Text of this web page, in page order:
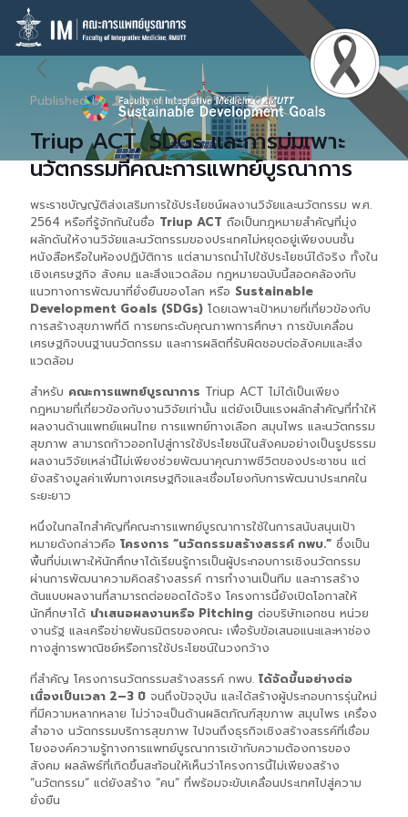
Published by Admin on 05/09/2025
Triup ACT, SDGs และการบ่มเพาะ
นวัตกรรมที่คณะการแพทย์บูรณาการ
พระราชบัญญัติส่งเสริมการใช้ประโยชน์ผลงานวิจัยและนวัตกรรม พ.ศ.
2564 หรือที่รู้จักกันในชื่อ Triup ACT ถือเป็นกฎหมายสำคัญที่มุ่ง
ผลักดันให้งานวิจัยและนวัตกรรมของประเทศไม่หยุดอยู่เพียงบนชั้น
หนังสือหรือในห้องปฏิบัติการ แต่สามารถนำไปใช้ประโยชน์ได้จริง ทั้งใน
เชิงเศรษฐกิจ สังคม และสิ่งแวดล้อม กฎหมายฉบับนี้สอดคล้องกับ
แนวทางการพัฒนาที่ยั่งยืนของโลก หรือ Sustainable
Development Goals (SDGs) โดยเฉพาะเป้าหมายที่เกี่ยวข้องกับ
การสร้างสุขภาพที่ดี การยกระดับคุณภาพการศึกษา การขับเคลื่อน
เศรษฐกิจบนฐานนวัตกรรม และการผลิตที่รับผิดชอบต่อสังคมและสิ่ง
แวดล้อม
สำหรับ คณะการแพทย์บูรณาการ Triup ACT ไม่ได้เป็นเพียง
กฎหมายที่เกี่ยวข้องกับงานวิจัยเท่านั้น แต่ยังเป็นแรงผลักสำคัญที่ทำให้
ผลงานด้านแพทย์แผนไทย การแพทย์ทางเลือก สมุนไพร และนวัตกรรม
สุขภาพ สามารถก้าวออกไปสู่การใช้ประโยชน์ในสังคมอย่างเป็นรูปธรรม
ผลงานวิจัยเหล่านี้ไม่เพียงช่วยพัฒนาคุณภาพชีวิตของประชาชน แต่
ยังสร้างมูลค่าเพิ่มทางเศรษฐกิจและเชื่อมโยงกับการพัฒนาประเทศใน
ระยะยาว
หนึ่งในกลไกสำคัญที่คณะการแพทย์บูรณาการใช้ในการสนับสนุนเป้า
หมายดังกล่าวคือ โครงการ “นวัตกรรมสร้างสรรค์ กพบ.” ซึ่งเป็น
พื้นที่บ่มเพาะให้นักศึกษาได้เรียนรู้การเป็นผู้ประกอบการเชิงนวัตกรรม
ผ่านการพัฒนาความคิดสร้างสรรค์ การทำงานเป็นทีม และการสร้าง
ต้นแบบผลงานที่สามารถต่อยอดได้จริง โครงการนี้ยังเปิดโอกาสให้
นักศึกษาได้ นำเสนอผลงานหรือ Pitching ต่อบริษัทเอกชน หน่วย
งานรัฐ และเครือข่ายพันธมิตรของคณะ เพื่อรับข้อเสนอแนะและหาช่อง
ทางสู่การพาณิชย์หรือการใช้ประโยชน์ในวงกว้าง
ที่สำคัญ โครงการนวัตกรรมสร้างสรรค์ กพบ. ได้จัดขึ้นอย่างต่อ
เนื่องเป็นเวลา 2–3 ปี จนถึงปัจจุบัน และได้สร้างผู้ประกอบการรุ่นใหม่
ที่มีความหลากหลาย ไม่ว่าจะเป็นด้านผลิตภัณฑ์สุขภาพ สมุนไพร เครื่อง
สำอาง นวัตกรรมบริการสุขภาพ ไปจนถึงธุรกิจเชิงสร้างสรรค์ที่เชื่อม
โยงองค์ความรู้ทางการแพทย์บูรณาการเข้ากับความต้องการของ
สังคม ผลลัพธ์ที่เกิดขึ้นสะท้อนให้เห็นว่าโครงการนี้ไม่เพียงสร้าง
“นวัตกรรม” แต่ยังสร้าง “คน” ที่พร้อมจะขับเคลื่อนประเทศไปสู่ความ
ยั่งยืน